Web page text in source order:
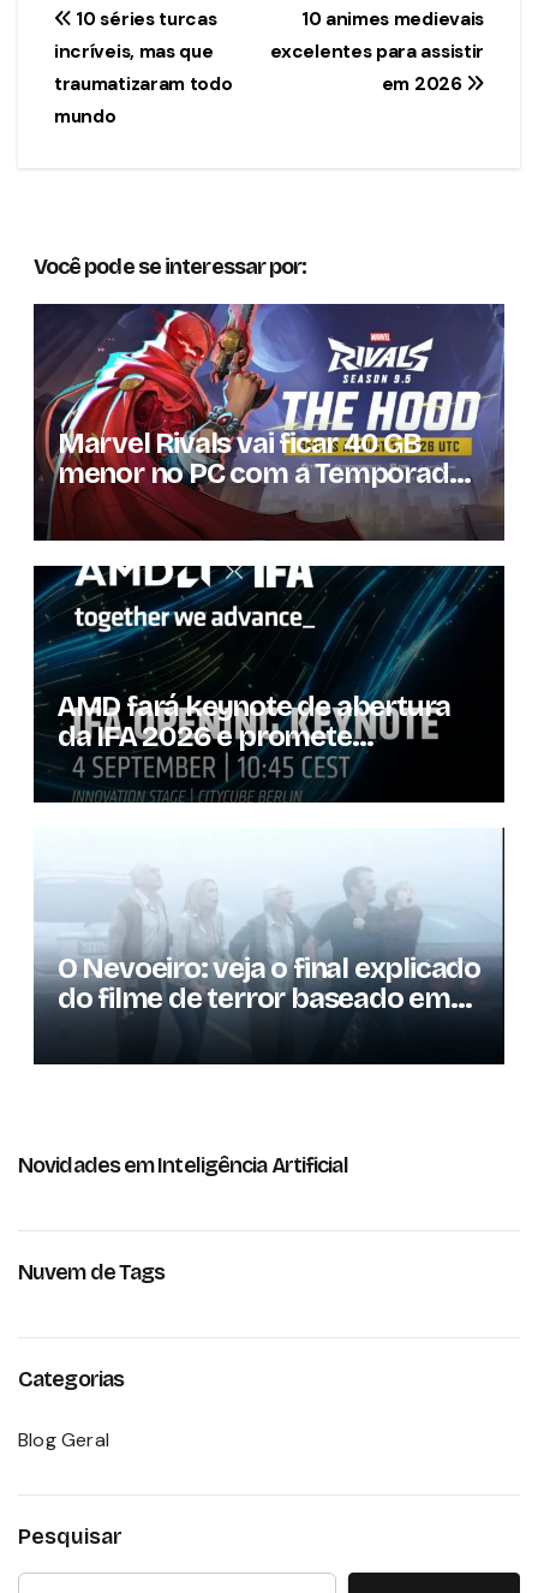
Navegação
de
Post
10 animes medievais
excelentes para assistir
em 2026
10 séries turcas
incríveis, mas que
traumatizaram todo
mundo
Você pode se interessar por:
Marvel Rivals vai ficar 40 GB
menor no PC com a Temporada
9.5
AMD fará keynote de abertura
da IFA 2026 e promete
novidades para os
consumidores
O Nevoeiro: veja o final explicado
do filme de terror baseado em
Stephen King
Novidades em Inteligência Artificial
Nuvem de Tags
Categorias
Blog Geral
Pesquisar